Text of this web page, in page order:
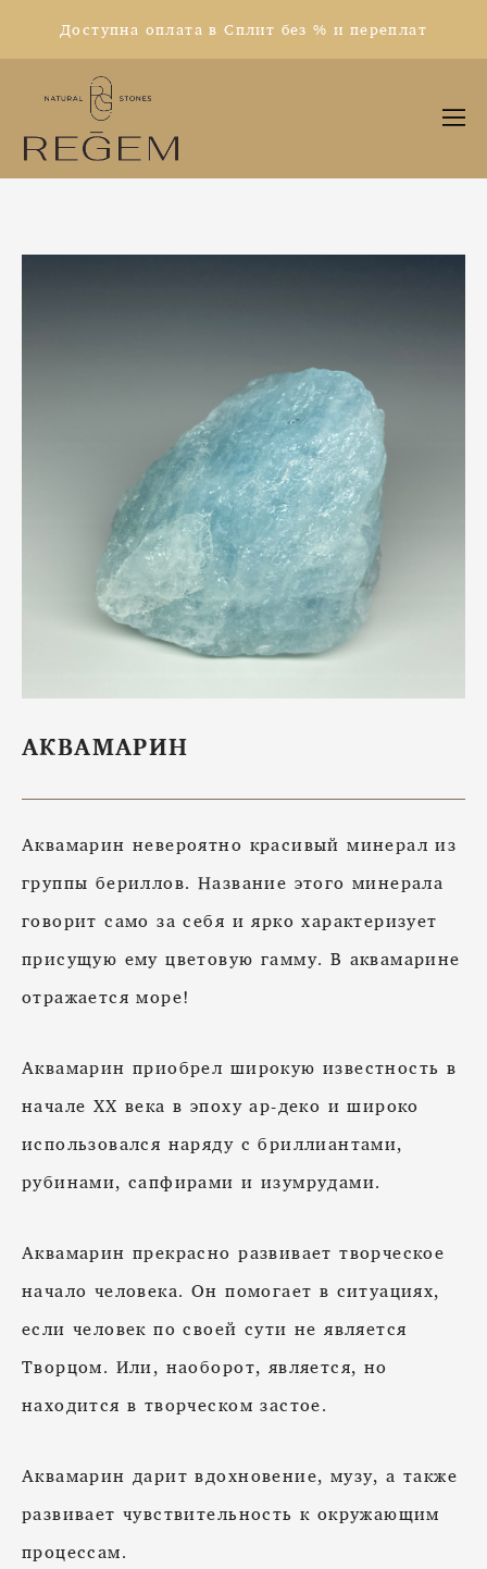
Доступна оплата в Сплит без % и переплат
АКВАМАРИН
Аквамарин невероятно красивый минерал из
группы бериллов. Название этого минерала
говорит само за себя и ярко характеризует
присущую ему цветовую гамму. В аквамарине
отражается море!
Аквамарин приобрел широкую известность в
начале XX века в эпоху ар-деко и широко
использовался наряду с бриллиантами,
рубинами, сапфирами и изумрудами.
Аквамарин прекрасно развивает творческое
начало человека. Он помогает в ситуациях,
если человек по своей сути не является
Творцом. Или, наоборот, является, но
находится в творческом застое.
Аквамарин дарит вдохновение, музу, а также
развивает чувствительность к окружающим
процессам.